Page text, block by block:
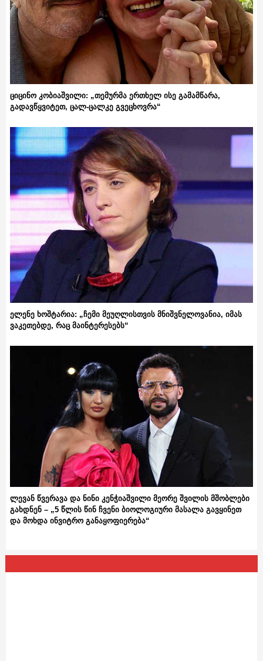
ციცინო კობიაშვილი: „თემურმა ერთხელ ისე გამამწარა,
გადავწყვიტეთ, ცალ-ცალკე გვეცხოვრა“
ელენე ხოშტარია: „ჩემი მეუღლისთვის მნიშვნელოვანია, იმას
ვაკეთებდე, რაც მაინტერესებს“
ლევან წვერავა და ნინი კენჭიაშვილი მეორე შვილის მშობლები
გახდნენ – „5 წლის წინ ჩვენი ბიოლოგიური მასალა გავყინეთ
და მოხდა ინვიტრო განაყოფიერება“